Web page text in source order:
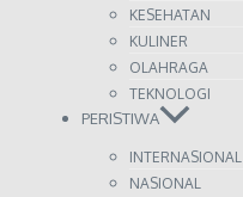
KESEHATAN
KULINER
OLAHRAGA
TEKNOLOGI
PERISTIWA
INTERNASIONAL
NASIONAL